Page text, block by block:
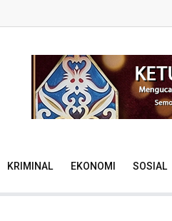
KRIMINAL EKONOMI SOSIAL